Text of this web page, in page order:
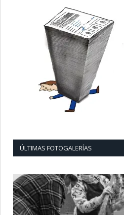
ÚLTIMAS FOTOGALERÍAS